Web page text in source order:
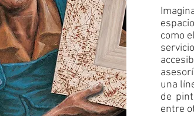
como
una
de
entre